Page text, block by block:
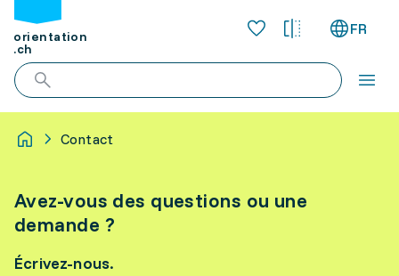
orientation
.ch
FR
Contact
Avez-vous des questions ou une
demande ?
Écrivez-nous.